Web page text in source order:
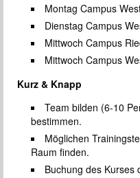
Montag Campus
Dienstag Campus
Mittwoch Campus
Mittwoch Campus
Kurz & Knapp
Team bilden (6-10
bestimmen.
Möglichen
Raum finden.
Buchung des Kurses